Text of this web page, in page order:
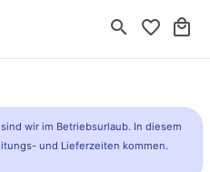
search favorite_border local_mall
wir im Betriebsurlaub. In diesem
und Lieferzeiten kommen.